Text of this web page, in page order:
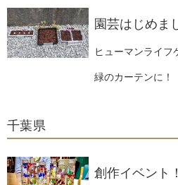
園芸はじめま
ヒューマンライフ
緑のカーテンに！
千葉県
創作イベント！